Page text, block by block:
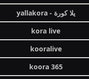
يلا كورة - yallakora
kora live
kooralive
koora 365